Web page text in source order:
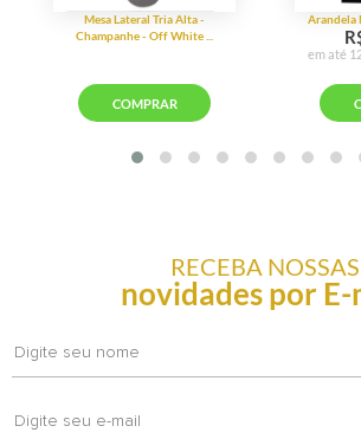
RECEBA NOSSAS
novidades por